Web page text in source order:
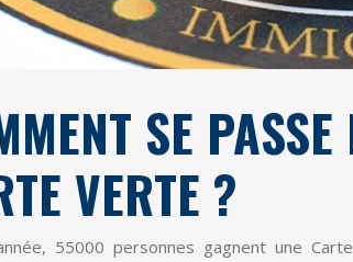
SE
VERTE ?
55000 personnes gagnent une